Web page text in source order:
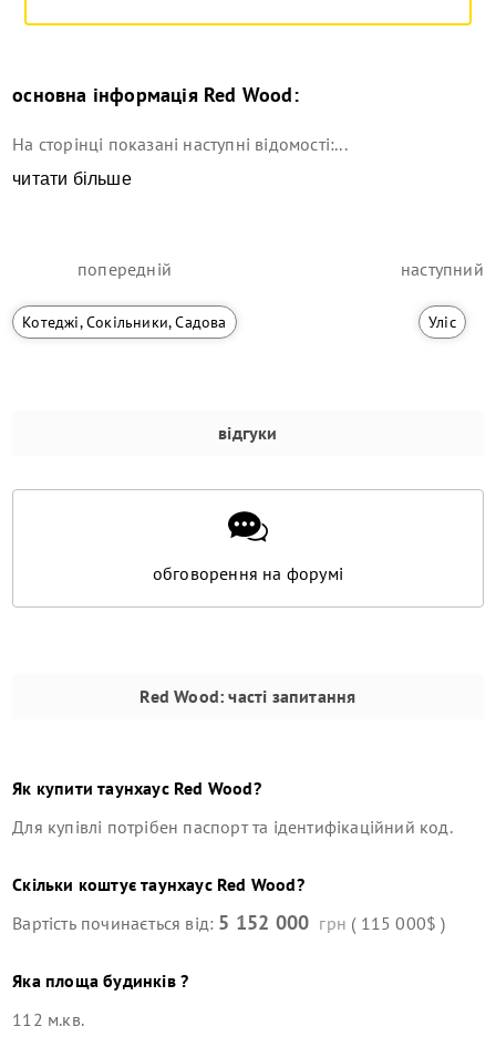
основна інформаціяRed Wood:
На сторінці показані наступні відомості:...
читати більше
попередній
Котеджі, Сокільники, Садова
наступний
Уліс
відгуки
обговорення на форумі
Red Wood: часті запитання
Як купититаунхаус Red Wood?
Для купівлі потрібен паспорт та ідентифікаційний код.
Скільки коштуєтаунхаус Red Wood?
Вартість починається від: 5 152 000 грн ( 115 000$ )
Яка площа будинків ?
112 м.кв.